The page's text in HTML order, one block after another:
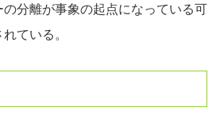
の分離が事象の起点になっている可
ている。